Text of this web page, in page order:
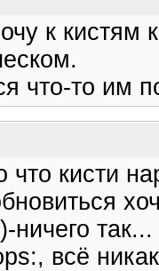
к кистям
что-то им
что кисти
ничего
всё